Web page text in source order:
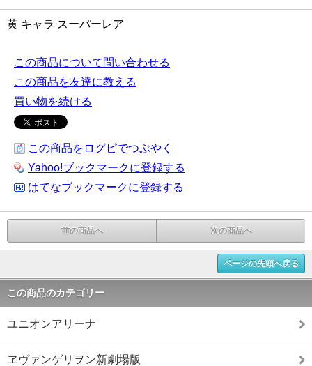
黄 キャラ スーパーレア
この商品について問い合わせる
この商品を友達に教える
買い物を続ける
この商品をログピでつぶやく
Yahoo!ブックマークに登録する
はてなブックマークに登録する
前の商品へ 次の商品へ
ページの先頭へ戻る
この商品のカテゴリー
ユニオンアリーナ
ヱヴァンゲリヲン新劇場版